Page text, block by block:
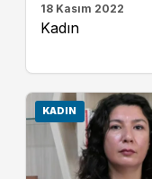
18 Kasım 2022
Kadın
KADIN